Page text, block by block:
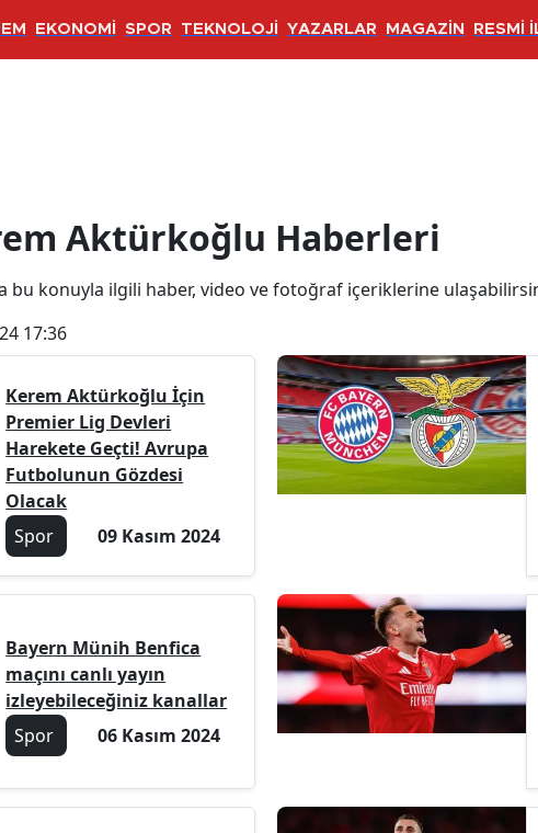
EKONOMİ SPOR TEKNOLOJİ YAZARLAR MAGAZİN RESMİ
Aktürkoğlu Haberleri
bu konuyla ilgili haber, video ve fotoğraf içeriklerine
17:36
Kerem Aktürkoğlu İçin
Premier Lig Devleri
Harekete Geçti! Avrupa
Futbolunun Gözdesi
Olacak
Spor
09 Kasım 2024
Bayern Münih Benfica
maçını canlı yayın
izleyebileceğiniz kanallar
Spor
06 Kasım 2024